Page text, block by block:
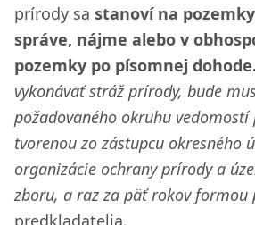
prírody sa stanoví na
správe, nájme alebo v
pozemky po písomnej dohode.
vykonávať stráž prírody, bude
požadovaného okruhu
tvorenou zo zástupcu okresného
organizácie ochrany prírody a
zboru, a raz za päť rokov formou